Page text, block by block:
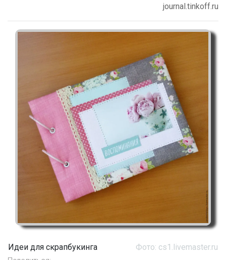
journal.tinkoff.ru
Идеи для скрапбукинга Фото: cs1.livemaster.ru